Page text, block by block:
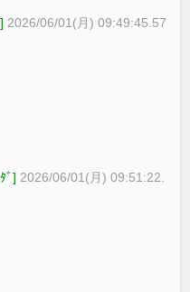
2026/06/01(月) 09:49:45.57
ﾞ] 2026/06/01(月) 09:51:22.